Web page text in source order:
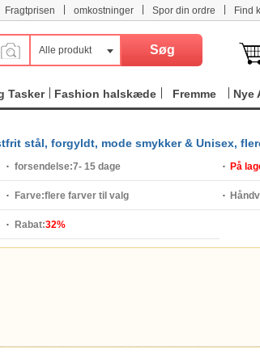
Fragtprisen omkostninger Spor din ordre Find
Alle produkt
Tasker Fashion halskæde Fremme Nye
stål, forgyldt, mode smykker & Unisex,
forsendelse:7- 15 dage På
Farve:flere farver til valg
Rabat:32%